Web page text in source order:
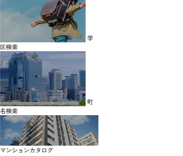
学
区検索
町
名検索
マンションカタログ